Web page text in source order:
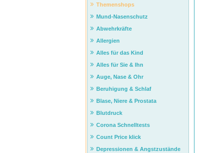
Themenshops
Mund-Nasenschutz
Abwehrkräfte
Allergien
Alles für das Kind
Alles für Sie & Ihn
Auge, Nase & Ohr
Beruhigung & Schlaf
Blase, Niere & Prostata
Blutdruck
Corona Schnelltests
Count Price klick
Depressionen & Angstzustände